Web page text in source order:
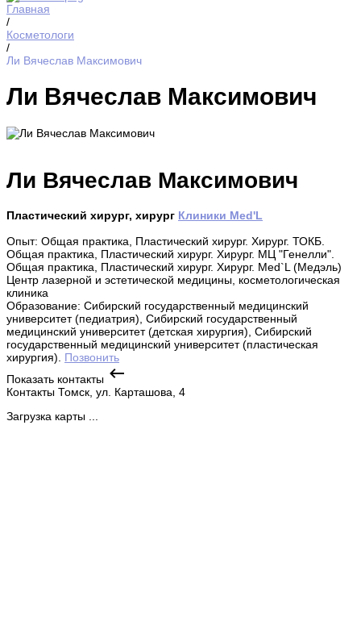
Главная
/
Косметологи
/
Ли Вячеслав Максимович
Ли Вячеслав Максимович
Ли Вячеслав Максимович
Пластический хирург, хирург Клиники Med'L
Опыт: Общая практика, Пластический хирург. Хирург. ТОКБ.
Общая практика, Пластический хирург. Хирург. МЦ "Генелли".
Общая практика, Пластический хирург. Хирург. Med`L (Медэль)
Центр лазерной и эстетической медицины, косметологическая
клиника
Образование: Сибирский государственный медицинский
университет (педиатрия), Сибирский государственный
медицинский университет (детская хирургия), Сибирский
государственный медицинский университет (пластическая
хирургия).
Позвонить
Показать контакты
Контакты Томск, ул. Карташова, 4
Загрузка карты ...